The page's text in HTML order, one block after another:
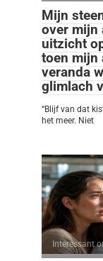
Mijn
over mijn
uitzicht
toen mijn
veranda
glimlach
“Blijf van dat
het meer. Niet
Interessant